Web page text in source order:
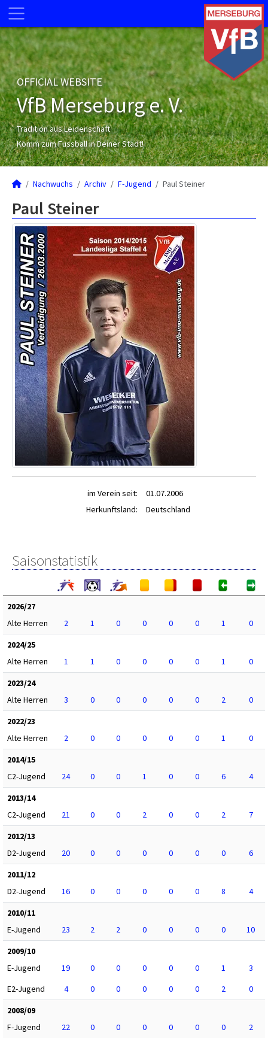
OFFICIAL WEBSITE
VfB Merseburg e. V.
Tradition aus Leidenschaft
Komm zum Fussball in Deiner Stadt!
Nachwuchs Archiv F-Jugend Paul Steiner
Paul Steiner
im Verein seit:
01.07.2006
Herkunftsland:
Deutschland
Saisonstatistik
2026/27
Alte Herren
2 1 0 0 0 0 1
0
2024/25
Alte Herren
1 1 0 0 0 0 1
0
2023/24
Alte Herren
3 0 0 0 0 0 2
0
2022/23
Alte Herren
2 0 0 0 0 0 1
0
2014/15
C2-Jugend
24 0 0 1 0 0 6
4
2013/14
C2-Jugend
21 0 0 2 0 0 2
7
2012/13
D2-Jugend
20 0 0 0 0 0 0
6
2011/12
D2-Jugend
16 0 0 0 0 0 8
4
2010/11
E-Jugend
23 2 2 0 0 0 0
10
2009/10
E-Jugend
19 0 0 0 0 0 1
3
E2-Jugend
4 0 0 0 0 0 2
0
2008/09
F-Jugend
22 0 0 0 0 0 0 2